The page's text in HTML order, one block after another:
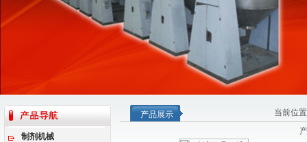
制剂机械
产品展示 当前位